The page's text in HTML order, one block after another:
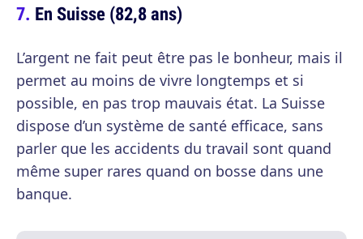
En Suisse (82,8 ans)
L’argent ne fait peut être pas le bonheur, mais il
permet au moins de vivre longtemps et si
possible, en pas trop mauvais état. La Suisse
dispose d’un système de santé efficace, sans
parler que les accidents du travail sont quand
même super rares quand on bosse dans une
banque.